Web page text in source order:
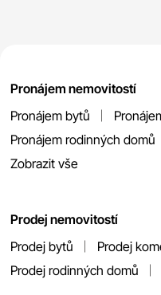
Pronájem nemovitostí
Pronájem bytů
Pronájem rodinných domů
Zobrazit vše
Prodej nemovitostí
Prodej bytů
Prodej
Prodej rodinných domů